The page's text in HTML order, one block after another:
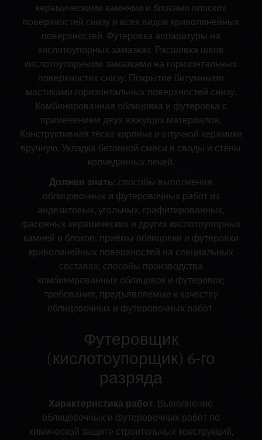
керамическими камнями и блоками плоских
поверхностей снизу и всех видов криволинейных
поверхностей. Футеровка аппаратуры на
кислотоупорных замазках. Расшивка швов
кислотоупорными замазками на горизонтальных
поверхностях снизу. Покрытие битумными
мастиками горизонтальных поверхностей снизу.
Комбинированная облицовка и футеровка с
применением двух вяжущих материалов.
Конструктивная тёска кирпича и штучной керамики
вручную. Укладка бетонной смеси в своды и стены
колчеданных печей.
Должен знать: способы выполнения
облицовочных и футеровочных работ из
андезитовых, угольных, графитированных,
фасонных керамических и других кислотоупорных
камней и блоков; приёмы облицовки и футеровки
криволинейных поверхностей на специальных
составах; способы производства
комбинированных облицовок и футеровок;
требования, предъявляемые к качеству
облицовочных и футеровочных работ.
Футеровщик
(кислотоупорщик) 6‑го
разряда
Характеристика работ. Выполнение
облицовочных и футеровочных работ по
химической защите строительных конструкций,